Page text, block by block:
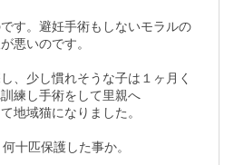
す。避妊手術もしないモラルの
悪いのです。
、少し慣れそうな子は１ヶ月く
練し手術をして里親へ
地域猫になりました。
十匹保護した事か。